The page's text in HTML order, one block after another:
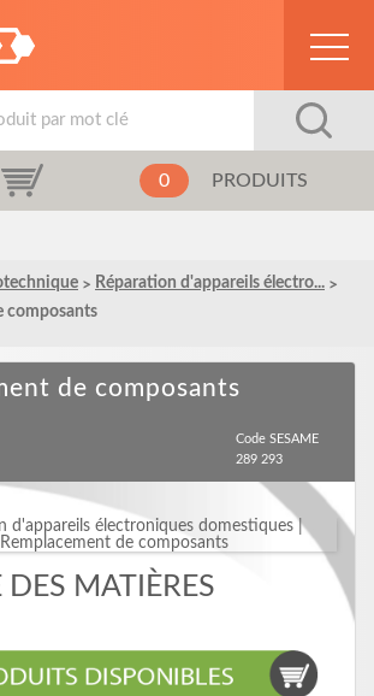
0 PRODUITS
Réparation d'appareils électro...
composants
de composants
Code SESAME
289 293
DES MATIÈRES